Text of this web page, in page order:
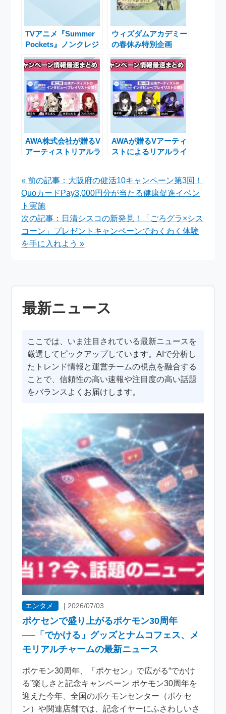
TVアニメ『Summer
Pockets』ノンクレジ
再生突破記念キャンペ
ーン実施中
ウィズダムアカデミー
の春休み特別企画
2025」で新入生を応
援します
AWA株式会社が贈るV
アーティストリアルラ
SPRING』の魅力と選
曲プレイリスト公開
AWAが贈るVアーティ
ストによるリアルライ
SPRING』出演者イン
タビューとプレイリス
« 前の記事：大阪府の健活10キャンペーン第3回！
QuoカードPay3,000円分が当たる健康促進イベン
ト実施
次の記事：日清シスコの新発見！「ごろグラ×シス
コーン」プレゼントキャンペーンでわくわく体験
を手に入れよう »
最新ニュース
ここでは、いま注目されている最新ニュースを
厳選してピックアップしています。AIで分析し
たトレンド情報と運営チームの視点を融合する
ことで、信頼性の高い速報や注目度の高い話題
をバランスよくお届けします。
エンタメ | 2026/07/03
ポケセンで盛り上がるポケモン30周年
──「でかける」グッズとナムコフェス、メ
モリアルチャームの最新ニュース
ポケモン30周年、「ポケセン」で広がる“でかけ
る”楽しさと記念キャンペーン ポケモン30周年を
迎えた今年、全国のポケモンセンター（ポケセ
ン）や関連店舗では、記念イヤーにふさわしいさ